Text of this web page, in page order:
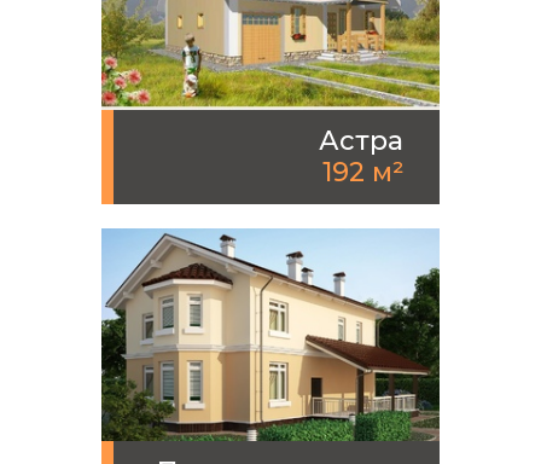
Астра
192 м²